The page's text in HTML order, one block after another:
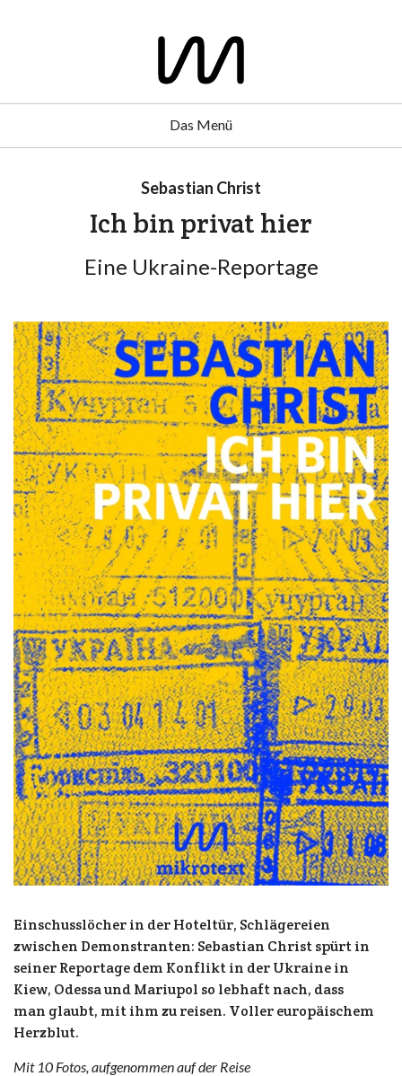
Das Menü
Sebastian Christ
Ich bin privat hier
Eine Ukraine-Reportage
Einschusslöcher in der Hoteltür, Schlägereien
zwischen Demonstranten: Sebastian Christ spürt in
seiner Reportage dem Konflikt in der Ukraine in
Kiew, Odessa und Mariupol so lebhaft nach, dass
man glaubt, mit ihm zu reisen. Voller europäischem
Herzblut.
Mit 10 Fotos, aufgenommen auf der Reise